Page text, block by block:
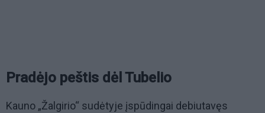
Pradėjo peštis dėl Tubelio
Kauno „Žalgirio“ sudėtyje įspūdingai debiutavęs